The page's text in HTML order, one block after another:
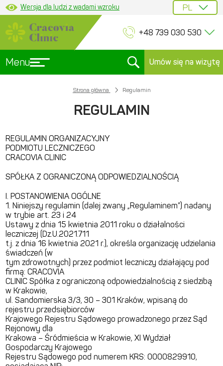
Wersja dla ludzi z wadami wzroku
+48 739 030 530
Menu Umów się na wizytę
Strona główna Regulamin
REGULAMIN
REGULAMIN ORGANIZACYJNY
PODMIOTU LECZNICZEGO
CRACOVIA CLINIC
SPÓŁKA Z OGRANICZONĄ ODPOWIEDZIALNOŚCIĄ
I. POSTANOWIENIA OGÓLNE
1. Niniejszy regulamin (dalej zwany „Regulaminem”) nadany
w trybie art. 23 i 24
Ustawy z dnia 15 kwietnia 2011 roku o działalności
leczniczej (Dz.U.2021.711
t.j. z dnia 16 kwietnia 2021 r.), określa organizację udzielania
świadczeń (w
tym zdrowotnych) przez podmiot leczniczy działający pod
firmą: CRACOVIA
CLINIC Spółka z ograniczoną odpowiedzialnością z siedzibą
w Krakowie,
ul. Sandomierska 3/3, 30 – 301 Kraków, wpisaną do
rejestru przedsiębiorców
Krajowego Rejestru Sądowego prowadzonego przez Sąd
Rejonowy dla
Krakowa – Śródmieścia w Krakowie, XI Wydział
Gospodarczy Krajowego
Rejestru Sądowego pod numerem KRS: 0000829910,